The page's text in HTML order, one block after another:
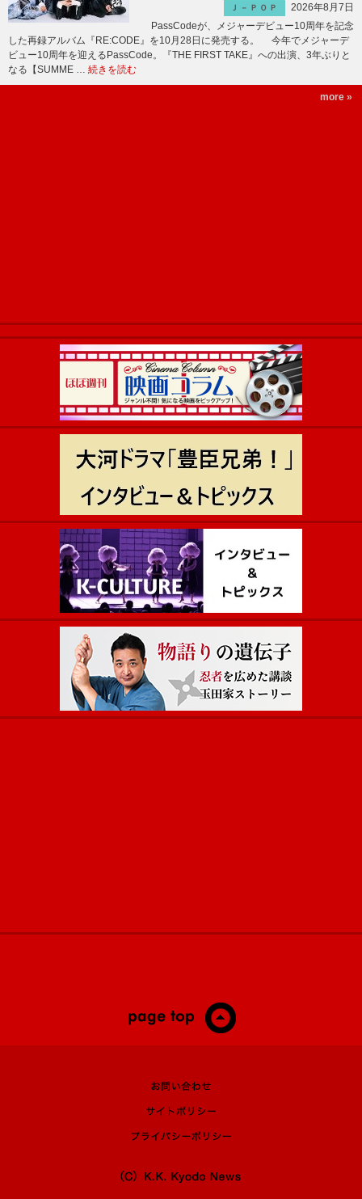
Ｊ－ＰＯＰ
2026年8月7日
PassCodeが、メジャーデビュー10周年を記念
した再録アルバム『RE:CODE』を10月28日に発売する。 今年でメジャーデ
ビュー10周年を迎えるPassCode。『THE FIRST TAKE』への出演、3年ぶりと
なる【SUMME … 続きを読む
more »